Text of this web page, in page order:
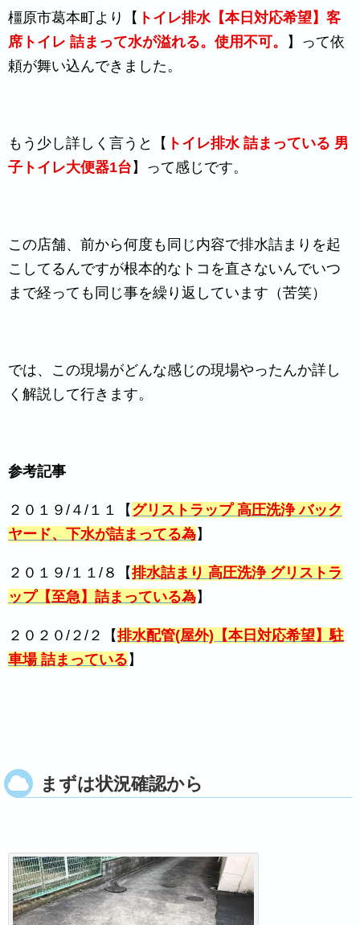
橿原市葛本町より【 トイレ排水【本日対応希望】客
席トイレ 詰まって水が溢れる。使用不可。
】って依
頼が舞い込んできました。
もう少し詳しく言うと【 トイレ排水 詰まっている 男
子トイレ大便器1台 】って感じです。
この店舗、前から何度も同じ内容で排水詰まりを起
こしてるんですが根本的なトコを直さないんでいつ
まで経っても同じ事を繰り返しています（苦笑）
では、この現場がどんな感じの現場やったんか詳し
く解説して行きます。
参考記事
２０１９/４/１１【 グリストラップ 高圧洗浄 バック
ヤード、下水が詰まってる為】
２０１９/１１/８【排水詰まり 高圧洗浄 グリストラ
ップ【至急】詰まっている為】
２０２０/２/２【排水配管(屋外)【本日対応希望】駐
車場 詰まっている 】
まずは状況確認から